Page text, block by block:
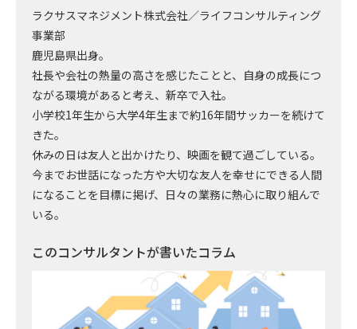
ラクサスマネジメント株式会社／ライフコンサルティング
事業部
鹿児島県出身。
社長や会社の熱量の高さを感じたことと、自身の成長につ
ながる環境があると考え、新卒で入社。
小学校1年生から大学4年生まで約16年間サッカーを続けて
きた。
休みの日は友人と出かけたり、映画を観て過ごしている。
今までお世話になった方や大切な友人を幸せにできる人間
になることを目標に掲げ、日々の業務に熱心に取り組んで
いる。
このコンサルタントが書いたコラム